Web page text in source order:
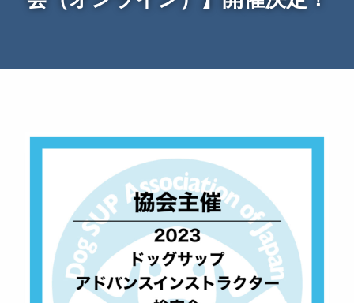
フォト＆ムービーアドバイザー紹介 ご予約・お問い合わせ
ニュース
スタッフ紹介